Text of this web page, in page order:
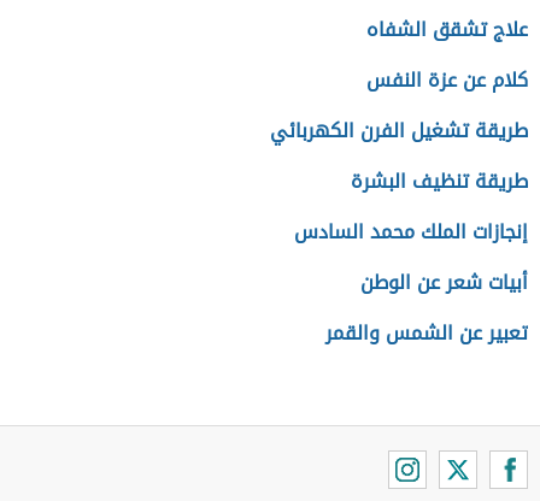
علاج تشقق الشفاه
كلام عن عزة النفس
طريقة تشغيل الفرن الكهربائي
طريقة تنظيف البشرة
إنجازات الملك محمد السادس
أبيات شعر عن الوطن
تعبير عن الشمس والقمر